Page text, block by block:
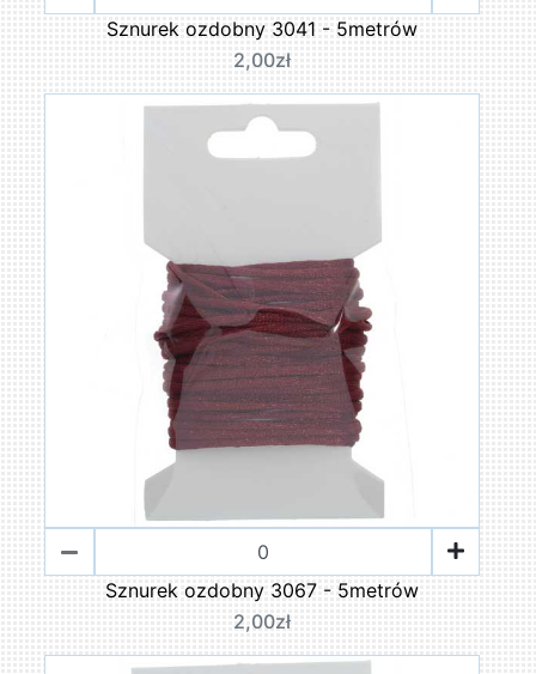
Sznurek ozdobny 3041 - 5metrów
2,00zł
Sznurek ozdobny 3067 - 5metrów
2,00zł